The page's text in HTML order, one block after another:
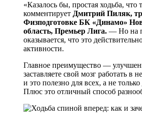
«Казалось бы, простая ходьба,
комментирует Дмитрий Пиляк,
Физподготовке БК «Динамо»
область, Премьер Лига. — Но на
оказывается, что это
активности.
Главное преимущество —
заставляете свой мозг работать в
и это полезно для всех, а не
Плюс это отличный способ